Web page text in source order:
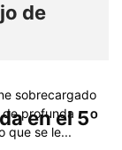
en el 5º
de
sobrecargado
de profunda
que se le...